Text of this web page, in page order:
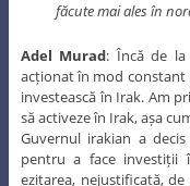
făcute mai ales în
Adel Murad: Încă de la
acționat în mod constant
investească în Irak. Am
să activeze în Irak, așa
Guvernul irakian a
pentru a face investiții
ezitarea, nejustificată,